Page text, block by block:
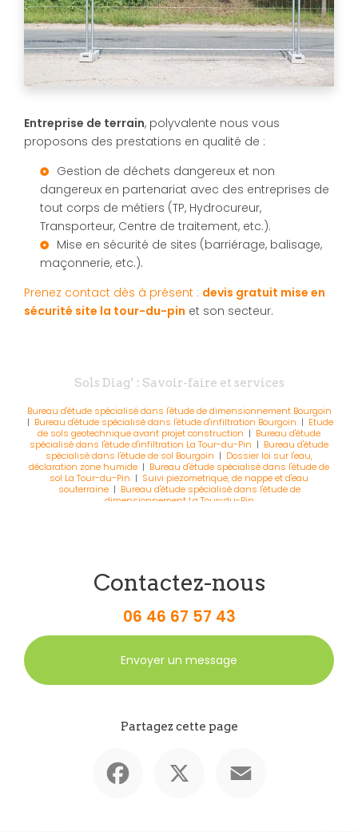
Entreprise de terrain, polyvalente nous vous
proposons des prestations en qualité de :
Gestion de déchets dangereux et non
dangereux en partenariat avec des entreprises de
tout corps de métiers (TP, Hydrocureur,
Transporteur, Centre de traitement, etc.).
Mise en sécurité de sites (barriérage, balisage,
maçonnerie, etc.).
Prenez contact dès à présent : devis gratuit mise en
sécurité site la tour-du-pin et son secteur.
Sols Diag’ : Savoir-faire et services
Bureau d'étude spécialisé dans l'étude de dimensionnement Bourgoin
| Bureau d'étude spécialisé dans l'étude d'infiltration Bourgoin | Etude
de sols geotechnique avant projet construction | Bureau d'étude
spécialisé dans l'étude d'infiltration La Tour-du-Pin | Bureau d'étude
spécialisé dans l'étude de sol Bourgoin | Dossier loi sur l'eau,
déclaration zone humide | Bureau d'étude spécialisé dans l'étude de
sol La Tour-du-Pin | Suivi piezometrique, de nappe et d'eau
souterraine| Bureau d'étude spécialisé dans l'étude de
dimensionnement La Tour-du-Pin
Contactez-nous
06 46 67 57 43
Envoyer un message
Partagez cette page